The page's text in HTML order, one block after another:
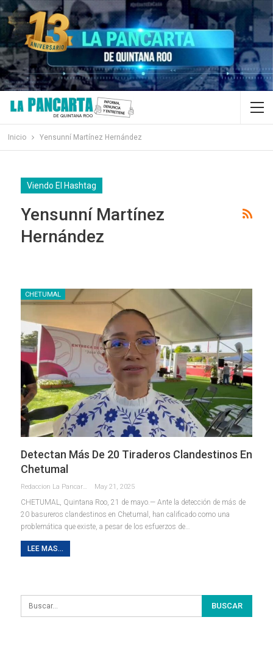
Inicio Yensunní Martínez Hernández
Viendo El Hashtag
Yensunní Martínez
Hernández
CHETUMAL
Detectan Más De 20 Tiraderos Clandestinos En
Chetumal
Redaccion La Pancarta De Quintana Roo May 21, 2025
CHETUMAL, Quintana Roo, 21 de mayo.— Ante la detección de más de
20 basureros clandestinos en Chetumal, han calificado como una
problemática que existe, a pesar de los esfuerzos de…
LEE MAS...